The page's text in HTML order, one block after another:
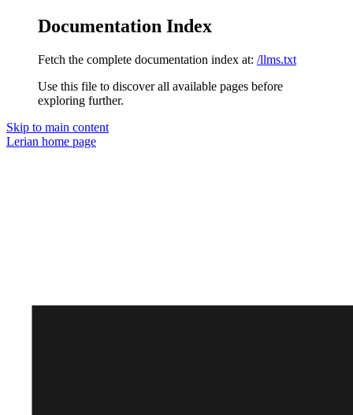
Documentation Index
Fetch the complete documentation index at: /llms.txt
Use this file to discover all available pages before
exploring further.
Skip to main content
Lerian home page